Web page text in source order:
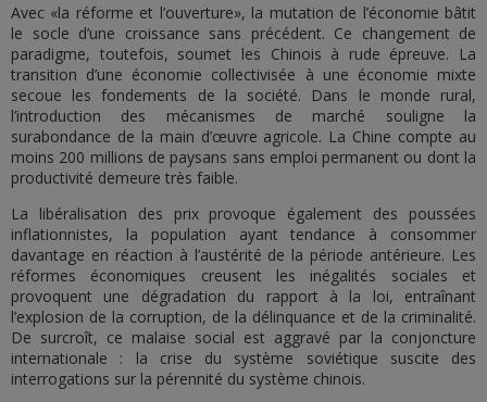
Avec «la réforme et l’ouverture», la mutation de l’économie bâtit
le socle d’une croissance sans précédent. Ce changement de
paradigme, toutefois, soumet les Chinois à rude épreuve. La
transition d’une économie collectivisée à une économie mixte
secoue les fondements de la société. Dans le monde rural,
l’introduction des mécanismes de marché souligne la
surabondance de la main d’œuvre agricole. La Chine compte au
moins 200 millions de paysans sans emploi permanent ou dont la
productivité demeure très faible.
La libéralisation des prix provoque également des poussées
inflationnistes, la population ayant tendance à consommer
davantage en réaction à l’austérité de la période antérieure. Les
réformes économiques creusent les inégalités sociales et
provoquent une dégradation du rapport à la loi, entraînant
l’explosion de la corruption, de la délinquance et de la criminalité.
De surcroît, ce malaise social est aggravé par la conjoncture
internationale : la crise du système soviétique suscite des
interrogations sur la pérennité du système chinois.